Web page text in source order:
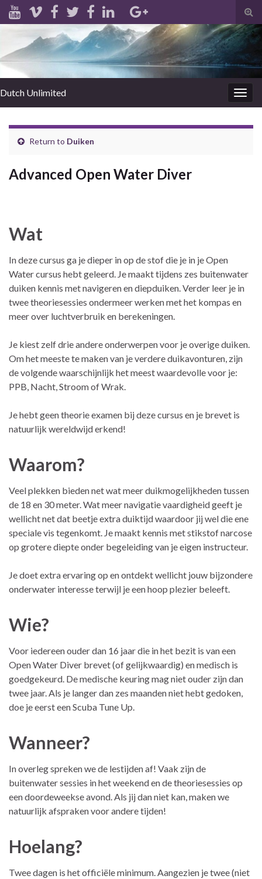
Dutch Unlimited
Return to Duiken
Advanced Open Water Diver
Wat
In deze cursus ga je dieper in op de stof die je in je Open
Water cursus hebt geleerd. Je maakt tijdens zes buitenwater
duiken kennis met navigeren en diepduiken. Verder leer je in
twee theoriesessies ondermeer werken met het kompas en
meer over luchtverbruik en berekeningen.
Je kiest zelf drie andere onderwerpen voor je overige duiken.
Om het meeste te maken van je verdere duikavonturen, zijn
de volgende waarschijnlijk het meest waardevolle voor je:
PPB, Nacht, Stroom of Wrak.
Je hebt geen theorie examen bij deze cursus en je brevet is
natuurlijk wereldwijd erkend!
Waarom?
Veel plekken bieden net wat meer duikmogelijkheden tussen
de 18 en 30 meter. Wat meer navigatie vaardigheid geeft je
wellicht net dat beetje extra duiktijd waardoor jij wel die ene
speciale vis tegenkomt. Je maakt kennis met stikstof narcose
op grotere diepte onder begeleiding van je eigen instructeur.
Je doet extra ervaring op en ontdekt wellicht jouw bijzondere
onderwater interesse terwijl je een hoop plezier beleeft.
Wie?
Voor iedereen ouder dan 16 jaar die in het bezit is van een
Open Water Diver brevet (of gelijkwaardig) en medisch is
goedgekeurd. De medische keuring mag niet ouder zijn dan
twee jaar. Als je langer dan zes maanden niet hebt gedoken,
doe je eerst een Scuba Tune Up.
Wanneer?
In overleg spreken we de lestijden af! Vaak zijn de
buitenwater sessies in het weekend en de theoriesessies op
een doordeweekse avond. Als jij dan niet kan, maken we
natuurlijk afspraken voor andere tijden!
Hoelang?
Twee dagen is het officiële minimum. Aangezien je twee (niet